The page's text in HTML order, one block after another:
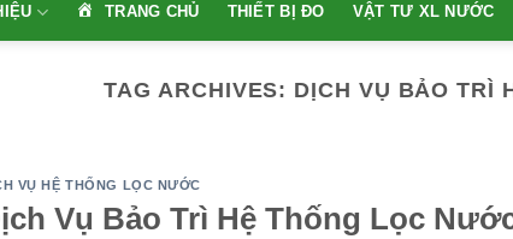
TRANG CHỦ THIẾT BỊ ĐO VẬT TƯ XL NƯỚC
TAG ARCHIVES: DỊCH VỤ BẢO TRÌ
VỤ HỆ THỐNG LỌC NƯỚC
Vụ Bảo Trì Hệ Thống Lọc